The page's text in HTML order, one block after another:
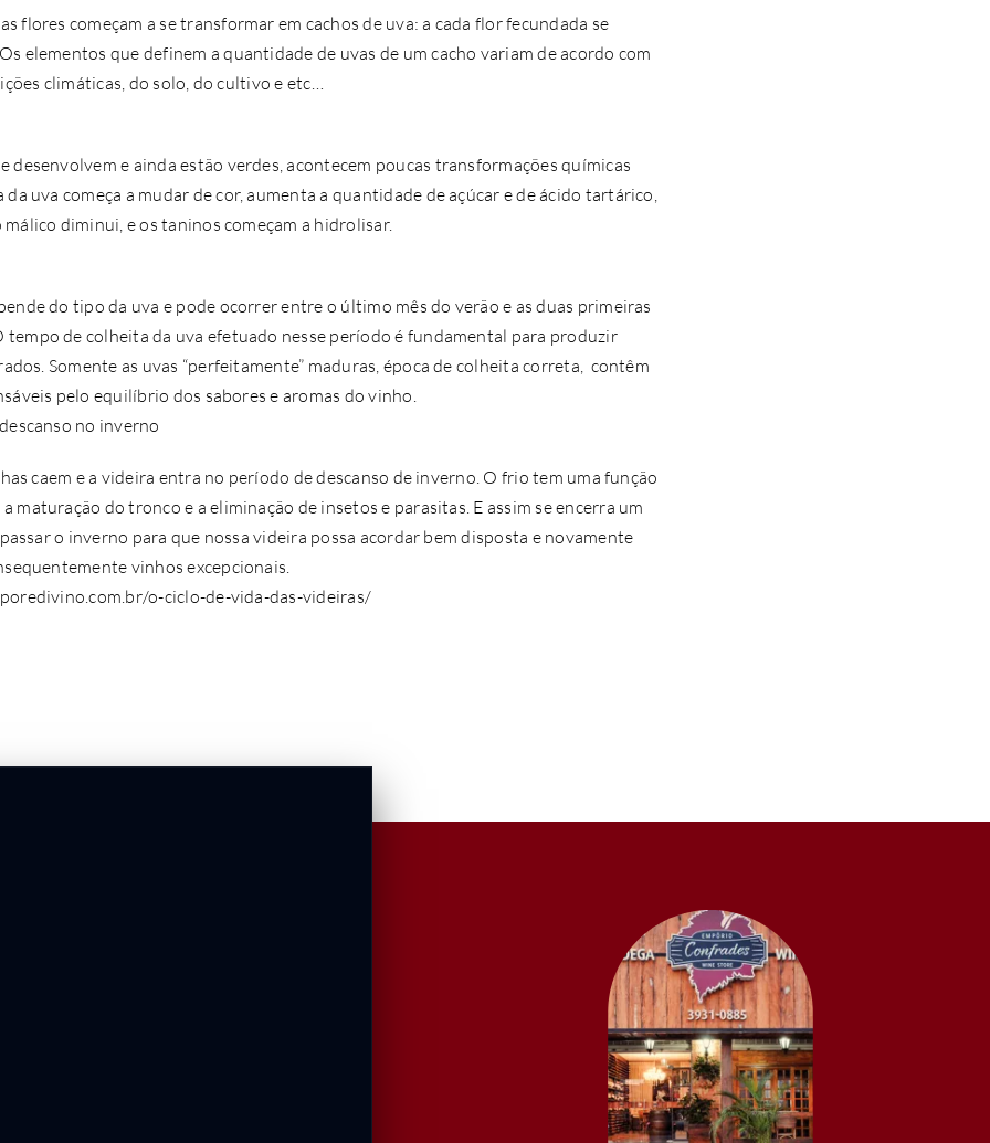
flores começam a se transformar em cachos de uva: a cada flor fecundada se
elementos que definem a quantidade de uvas de um cacho variam de acordo com
climáticas, do solo, do cultivo e etc…
desenvolvem e ainda estão verdes, acontecem poucas transformações químicas
da uva começa a mudar de cor, aumenta a quantidade de açúcar e de ácido tartárico,
diminui, e os taninos começam a hidrolisar.
do tipo da uva e pode ocorrer entre o último mês do verão e as duas primeiras
tempo de colheita da uva efetuado nesse período é fundamental para produzir
Somente as uvas “perfeitamente” maduras, época de colheita correta, contêm
pelo equilíbrio dos sabores e aromas do vinho.
no inverno
caem e a videira entra no período de descanso de inverno. O frio tem uma função
maturação do tronco e a eliminação de insetos e parasitas. E assim se encerra um
o inverno para que nossa videira possa acordar bem disposta e novamente
vinhos excepcionais.
o-ciclo-de-vida-das-videiras/